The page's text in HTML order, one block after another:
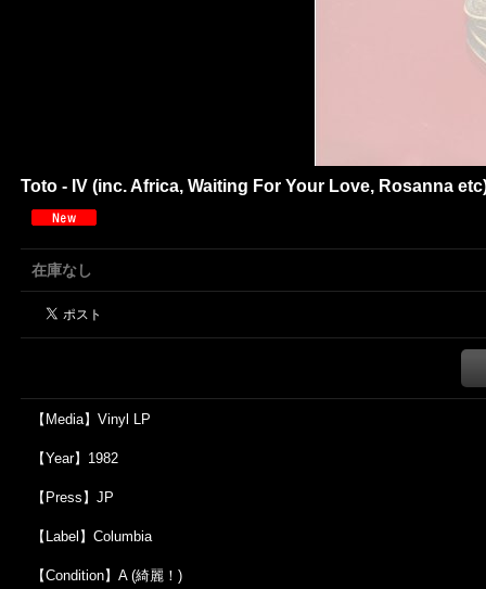
Toto - IV (inc. Africa, Waiting For Your Love, Rosanna
在庫なし
【Media】Vinyl LP
【Year】1982
【Press】JP
【Label】Columbia
【Condition】A (綺麗！)